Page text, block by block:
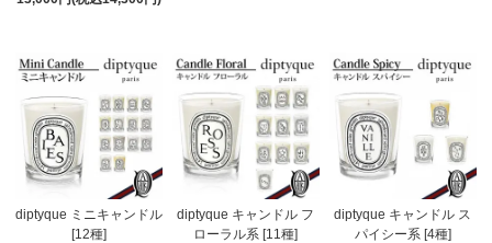
diptyque ミニキャンドル
[12種]
diptyque キャンドル フ
ローラル系 [11種]
diptyque キャンドル ス
パイシー系 [4種]